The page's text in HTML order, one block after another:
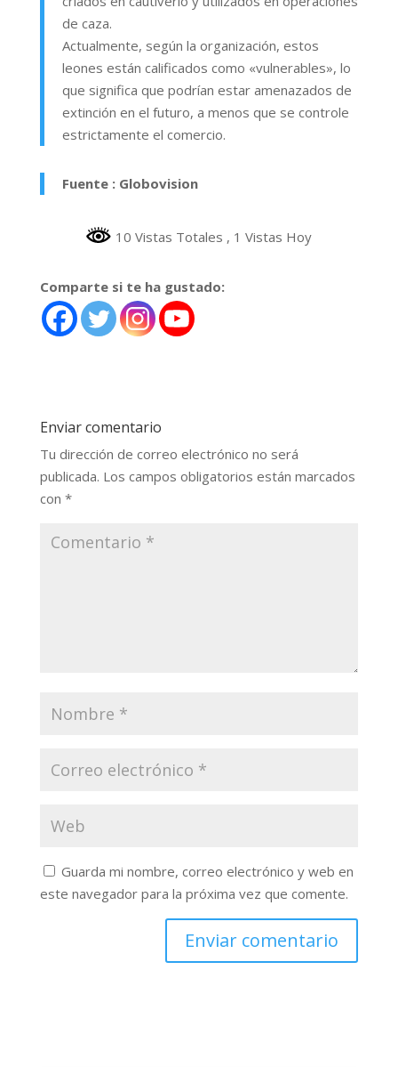
de caza.
Actualmente, según la organización, estos
leones están calificados como «vulnerables», lo
que significa que podrían estar amenazados de
extinción en el futuro, a menos que se controle
estrictamente el comercio.
Fuente : Globovision
10 Vistas Totales , 1 Vistas Hoy
Comparte si te ha gustado:
Enviar comentario
Tu dirección de correo electrónico no será
publicada. Los campos obligatorios están marcados
con *
Guarda mi nombre, correo electrónico y web en
este navegador para la próxima vez que comente.